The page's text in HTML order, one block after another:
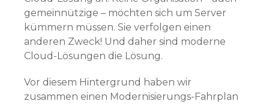
gemeinnützige – möchten sich um Server
kümmern müssen. Sie verfolgen einen
anderen Zweck! Und daher sind moderne
Cloud-Lösungen die Lösung.
Vor diesem Hintergrund haben wir
zusammen einen Modernisierungs-Fahrplan